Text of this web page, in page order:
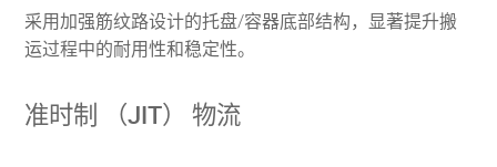
采用加强筋纹路设计的托盘/容器底部结构，显著提升搬
运过程中的耐用性和稳定性。
准时制 （JIT） 物流